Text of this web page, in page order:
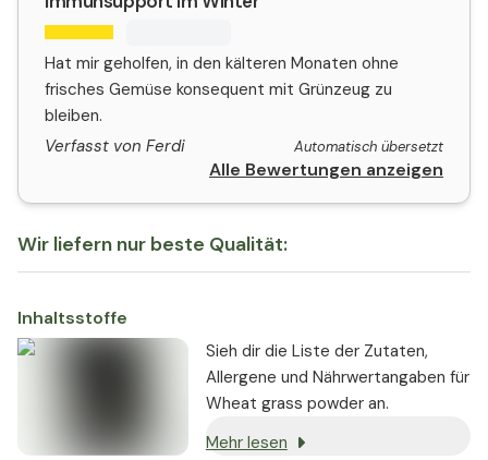
Hat mir geholfen, in den kälteren Monaten ohne
frisches Gemüse konsequent mit Grünzeug zu
bleiben.
Verfasst von Ferdi
Automatisch übersetzt
Alle Bewertungen anzeigen
Wir liefern nur beste Qualität:
Inhaltsstoffe
Sieh dir die Liste der Zutaten,
Allergene und Nährwertangaben für
Wheat grass powder an.
Mehr lesen